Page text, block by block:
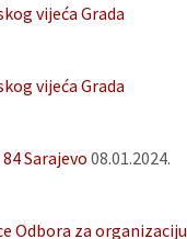
vijeća Grada
vijeća Grada
Sarajevo 08.01.2024.
Odbora za organizaciju